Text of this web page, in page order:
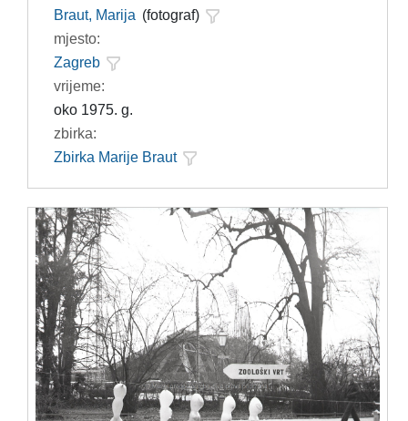
Braut, Marija (fotograf)
mjesto:
Zagreb
vrijeme:
oko 1975. g.
zbirka:
Zbirka Marije Braut